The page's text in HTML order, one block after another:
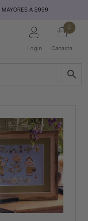
A $999
Login
0
Canasta